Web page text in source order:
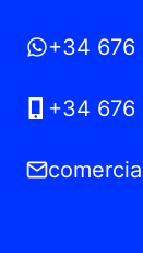
+34 676
+34 676